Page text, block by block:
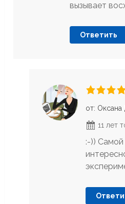
вызывает
Ответить
от:
11 лет
:-)) Самой